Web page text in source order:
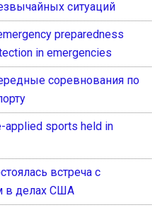
ситуаций
preparedness
in emergencies
соревнования по
applied sports held in
встреча с
в делах США